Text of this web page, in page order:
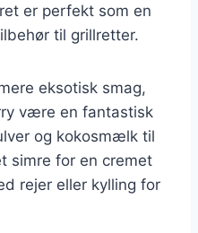
er perfekt som en
til grillretter.
eksotisk smag,
være en fantastisk
og kokosmælk til
simre for en cremet
rejer eller kylling for